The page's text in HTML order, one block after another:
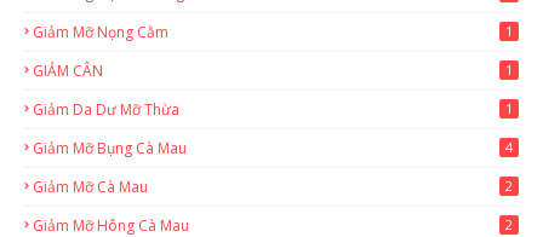
Giảm Mỡ Nọng Cằm 1
GIẢM CÂN 1
Giảm Da Dư Mỡ Thừa 1
Giảm Mỡ Bụng Cà Mau 4
Giảm Mỡ Cà Mau 2
Giảm Mỡ Hông Cà Mau 2